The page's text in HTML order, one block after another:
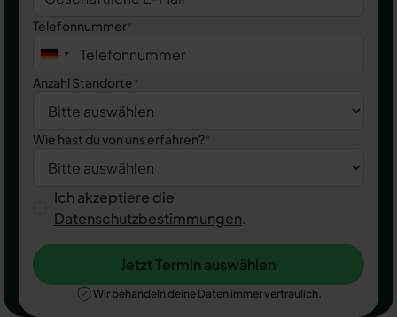
Telefonnummer*
Anzahl Standorte*
Wie hast du von uns erfahren?*
Ich akzeptiere die
Datenschutzbestimmungen.
Jetzt Termin auswählen
Jetzt Termin auswählen
Wir behandeln deine Daten immer vertraulich.